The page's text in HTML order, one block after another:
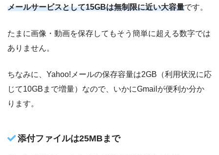
メールサービスとして15GBは無制限に近い大容量です。
たまに画像・動画を保存してもそう簡単に超える数字では
ありません。
ちなみに、Yahoo!メールの保存容量は2GB（利用状況に応
じて10GBまで増量）なので、いかにGmailが便利か分か
ります。
添付ファイルは25MBまで